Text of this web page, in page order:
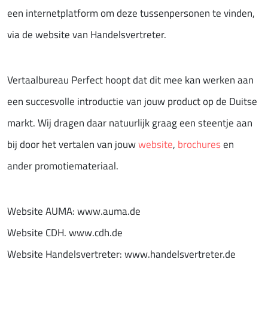
een internetplatform om deze tussenpersonen te vinden,
via de website van Handelsvertreter.
Vertaalbureau Perfect hoopt dat dit mee kan werken aan
een succesvolle introductie van jouw product op de Duitse
markt. Wij dragen daar natuurlijk graag een steentje aan
bij door het vertalen van jouwwebsite, brochuresen
ander promotiemateriaal.
Website AUMA: www.auma.de
Website CDH. www.cdh.de
Website Handelsvertreter: www.handelsvertreter.de